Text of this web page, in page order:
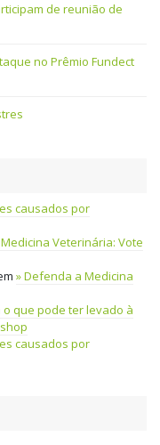
de reunião de
no Prêmio Fundect
causados por
Veterinária: Vote
Defenda a Medicina
que pode ter levado à
causados por